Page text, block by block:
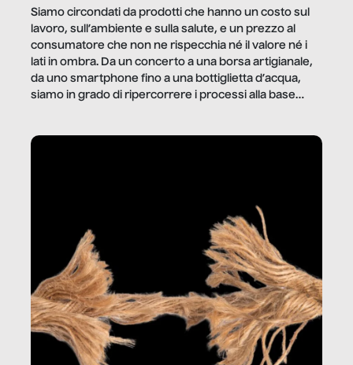
Siamo circondati da prodotti che hanno un costo sul
lavoro, sull’ambiente e sulla salute, e un prezzo al
consumatore che non ne rispecchia né il valore né i
lati in ombra. Da un concerto a una borsa artigianale,
da uno smartphone fino a una bottiglietta d’acqua,
siamo in grado di ripercorrere i processi alla base
dietro gli oggetti e i servizi che fanno la nostra vita